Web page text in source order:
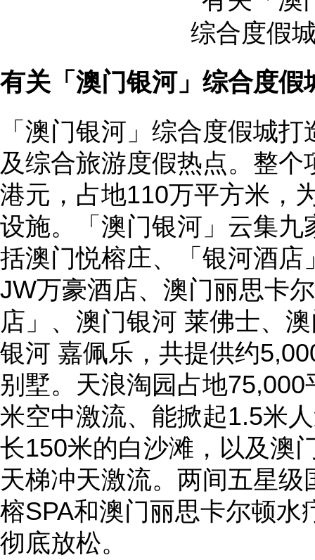
有关「澳门银河」综合度假
「澳门银河」综合度假城
及综合旅游度假热点。整
港元，占地110万平方米，
设施。「澳门银河」云集
括澳门悦榕庄、「银河酒
JW万豪酒店、澳门丽思卡
店」、澳门银河 莱佛士、
银河 嘉佩乐，共提供约
别墅。天浪淘园占地
米空中激流、能掀起1.5米
长150米的白沙滩，以及澳
天梯冲天激流。两间五星
榕SPA和澳门丽思卡尔顿水
彻底放松。